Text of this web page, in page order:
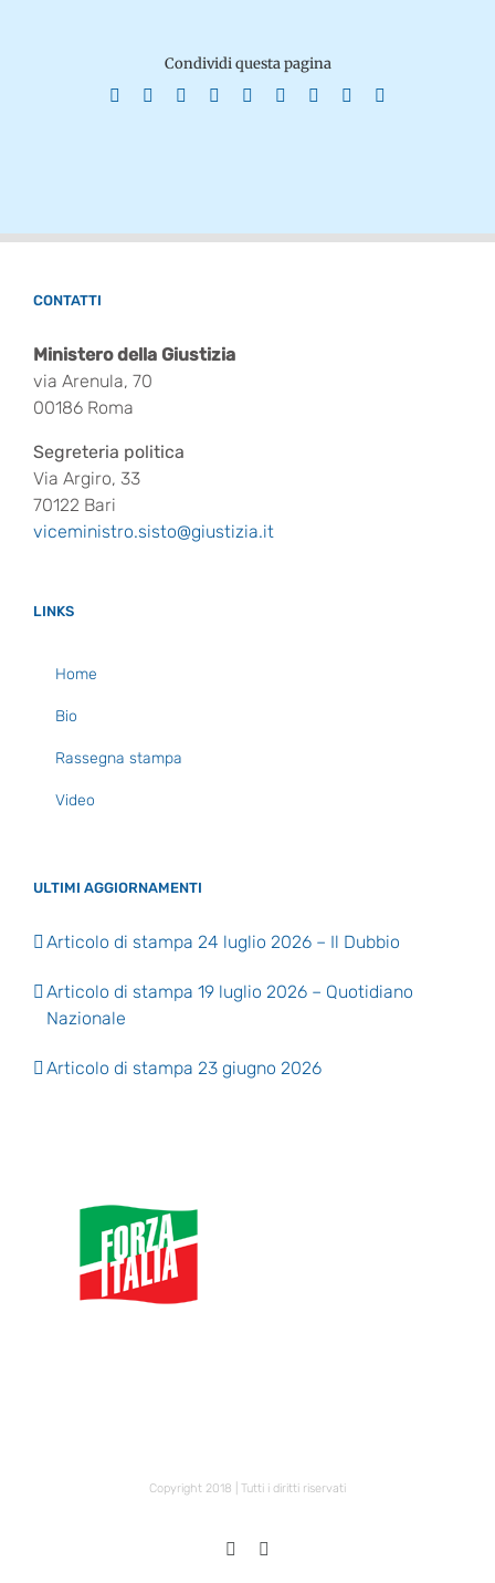
Condividi questa pagina
Facebook Reddit LinkedInWhatsApp
TumblrPinterest
CONTATTI
Ministero della Giustizia
via Arenula, 70
00186 Roma
Segreteria politica
Via Argiro, 33
70122 Bari
viceministro.sisto@giustizia.it
LINKS
Home
Bio
Rassegna stampa
Video
ULTIMI AGGIORNAMENTI
Articolo di stampa 24 luglio 2026 – Il Dubbio
Articolo di stampa 19 luglio 2026 – Quotidiano
Nazionale
Articolo di stampa 23 giugno 2026
Copyright 2018 | Tutti i diritti riservati